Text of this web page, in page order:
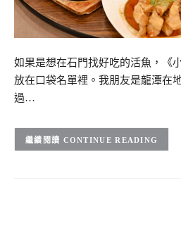
如果是想在石門找好吃的活魚，《
放在口袋名單裡。我朋友是龍潭在
過…
CONTINUE READING